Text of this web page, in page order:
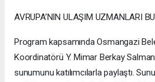
AVRUPA’NIN ULAŞIM UZMANLARI
Program kapsamında Osmangazi
Koordinatörü Y. Mimar Berkay
sunumunu katılımcılarla paylaştı.